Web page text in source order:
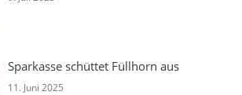
Sparkasse schüttet Füllhorn aus
11. Juni 2025